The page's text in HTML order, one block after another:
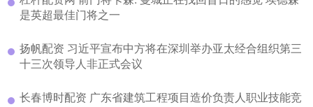
是英超最佳门将之一
扬帆配资 习近平宣布中方将在深圳举办亚太经合组织第三
十三次领导人非正式会议
长春博时配资 广东省建筑工程项目造价负责人职业技能竞